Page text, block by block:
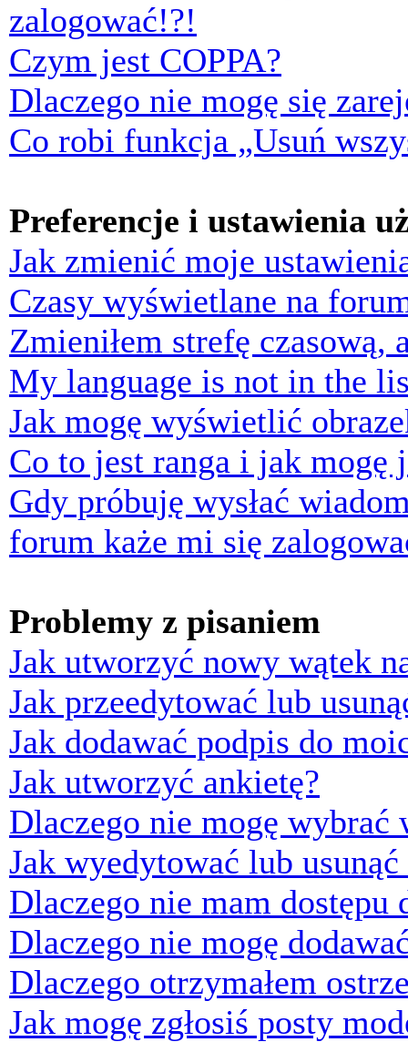
zalogować!?!
Czym jest COPPA?
Dlaczego nie mogę się
Co robi funkcja „Usuń
Preferencje i ustawienia
Jak zmienić moje
Czasy wyświetlane na
Zmieniłem strefę czasową,
My language is not in the
Jak mogę wyświetlić
Co to jest ranga i jak mogę
Gdy próbuję wysłać
forum każe mi się
Problemy z pisaniem
Jak utworzyć nowy wątek
Jak przeedytować lub
Jak dodawać podpis do
Jak utworzyć ankietę?
Dlaczego nie mogę wybrać
Jak wyedytować lub usunąć
Dlaczego nie mam dostępu
Dlaczego nie mogę
Dlaczego otrzymałem
Jak mogę zgłosiś posty